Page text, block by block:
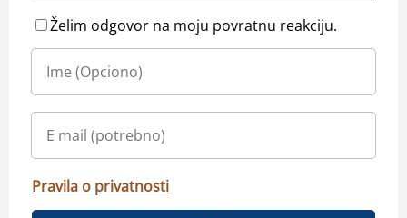
Želim odgovor na moju povratnu reakciju.
Pravila o privatnosti